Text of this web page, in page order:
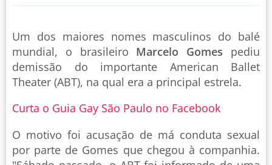
Um dos maiores nomes masculinos do balé
mundial, o brasileiro Marcelo Gomes pediu
demissão do importante American Ballet
Theater (ABT), na qual era a principal estrela.
Curta o Guia Gay São Paulo no Facebook
O motivo foi acusação de má conduta sexual
por parte de Gomes que chegou à companhia.